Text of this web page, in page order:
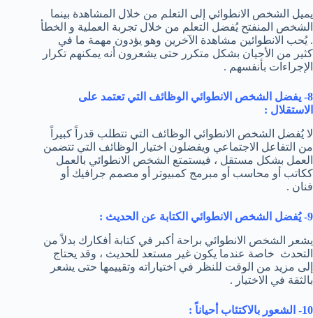
يميل الشخص الانطوائي إلى التعلم من خلال المشاهدة بينما
الشخص المنفتح يُفضل التعلم من خلال تجربة العملية و الخطأ
. يُحب الانطوائين مشاهدة الآخرين وهو يؤدون مهمة ما في
كثير من الأحيان بشكل متكرر حتى يشعرون أنه يمكنهم تكرار
الإجراءات بأنفسهم .
8- يفضل الشخص الانطوائي الوظائف التي تعتمد على
الاستقلال :
لا يُفضل الشخص الانطوائي الوظائف التي تتطلب قدراً كبيراً
من التفاعل الاجتماعي ويفضلون اختيار الوظائف التي تتضمن
العمل بشكل مستقل ، فيستمتع الشخص الانطوائي بالعمل
ككاتب أو محاسب أو مبرمج كمبيوتر أو مصمم جرافيك أو
فنان .
9- يُفضل الشخص الانطوائي الكتابة عن الحديث :
يشعر الشخص الانطوائي براحة أكبر في كتابة أفكارك بدلاً من
التحدث خاصة عندما يكون غير مستعد للحديث ، وقد يحتاج
إلى مزيد من الوقت للنظر في اختياراته وتقييمها حتى يشعر
بالثقة في الاختيار .
10- الشعور بالاكتئاب أحياناً :